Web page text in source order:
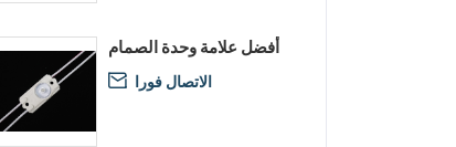
أفضل علامة وحدة الصمام
 الاتصال فورا